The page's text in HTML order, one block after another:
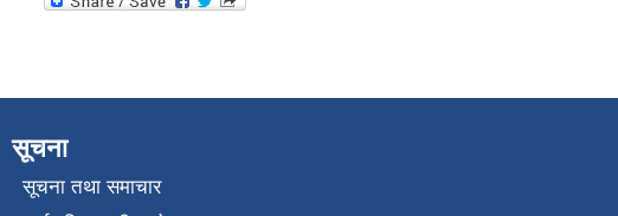
सूचना
सूचना तथा समाचार